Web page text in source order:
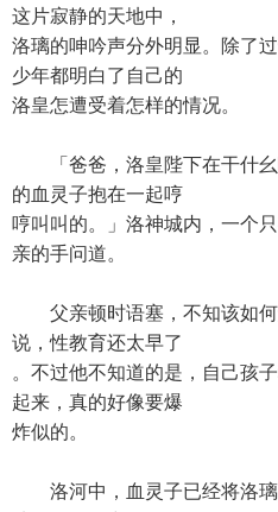
这片寂静的天地中，
洛璃的呻吟声分外明显。除了
少年都明白了自己的
洛皇怎遭受着怎样的情况。
「爸爸，洛皇陛下在干什幺
的血灵子抱在一起哼
哼叫叫的。」洛神城内，一个
亲的手问道。
父亲顿时语塞，不知该如何
说，性教育还太早了
。不过他不知道的是，自己孩
起来，真的好像要爆
炸似的。
洛河中，血灵子已经将洛璃